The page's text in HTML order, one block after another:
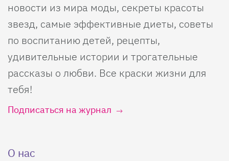
новости из мира моды, секреты красоты
звезд, самые эффективные диеты, советы
по воспитанию детей, рецепты,
удивительные истории и трогательные
рассказы о любви. Все краски жизни для
тебя!
Подписаться на журнал
О нас